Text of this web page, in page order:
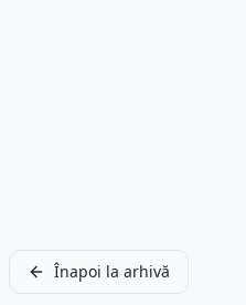
Înapoi la arhivă